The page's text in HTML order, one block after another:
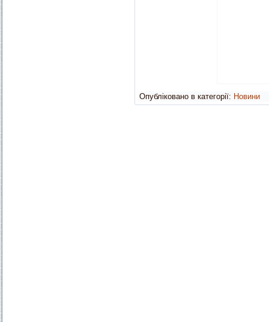
Опубліковано в категорії: Новини